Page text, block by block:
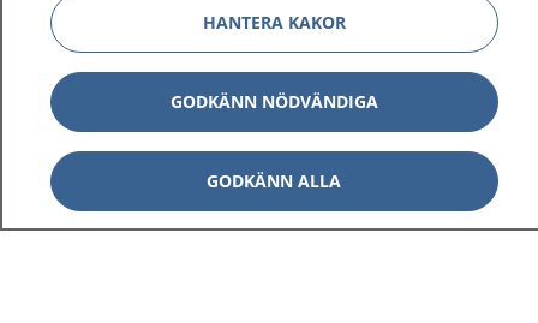
1177 ger dig råd när du vill må bättre.
1177 på flera språk Show
Show
HANTERA KAKOR
GODKÄNN NÖDVÄNDIGA
GODKÄNN ALLA